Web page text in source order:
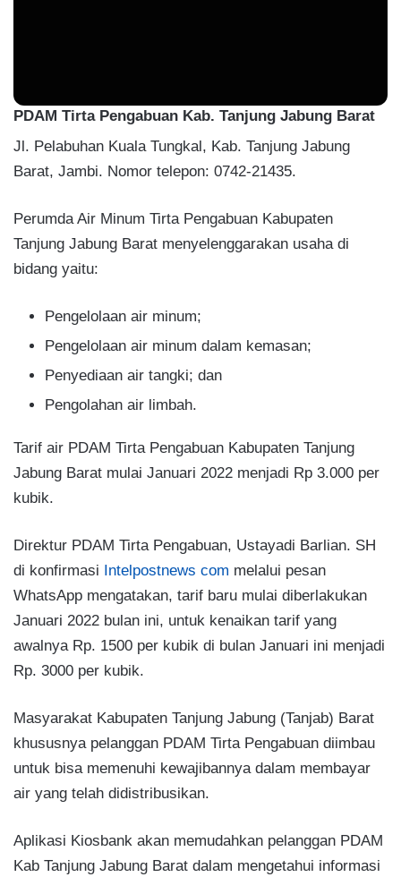
PDAM Tirta Pengabuan Kab. Tanjung Jabung Barat
Jl. Pelabuhan Kuala Tungkal, Kab. Tanjung Jabung
Barat, Jambi. Nomor telepon: 0742-21435.
Perumda Air Minum Tirta Pengabuan Kabupaten
Tanjung Jabung Barat menyelenggarakan usaha di
bidang yaitu:
Pengelolaan air minum;
Pengelolaan air minum dalam kemasan;
Penyediaan air tangki; dan
Pengolahan air limbah.
Tarif air PDAM Tirta Pengabuan Kabupaten Tanjung
Jabung Barat mulai Januari 2022 menjadi Rp 3.000 per
kubik.
Direktur PDAM Tirta Pengabuan, Ustayadi Barlian. SH
di konfirmasi Intelpostnews com melalui pesan
WhatsApp mengatakan, tarif baru mulai diberlakukan
Januari 2022 bulan ini, untuk kenaikan tarif yang
awalnya Rp. 1500 per kubik di bulan Januari ini menjadi
Rp. 3000 per kubik.
Masyarakat Kabupaten Tanjung Jabung (Tanjab) Barat
khususnya pelanggan PDAM Tirta Pengabuan diimbau
untuk bisa memenuhi kewajibannya dalam membayar
air yang telah didistribusikan.
Aplikasi Kiosbank akan memudahkan pelanggan PDAM
Kab Tanjung Jabung Barat dalam mengetahui informasi